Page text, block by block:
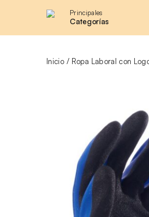
Principales
Categorías
Inicio Ropa Laboral con